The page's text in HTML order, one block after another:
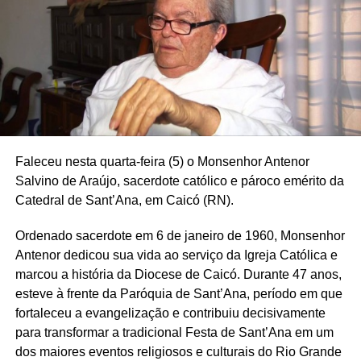
os desgastes, mas vê mais potencial de eventuais
prejuízos relacionados aos três inquéritos envolvendo
Lulinha no Supremo Tribunal Federal (STF) do que no
caso Marcola.
O presidenciável também destacou que Gaspar já foi
promotor de Justiça, o que representa uma tentativa de
do combate à criminalidade. Gaspar é de Alagoas, o que
conversa com a estratégia de Flávio de buscar mais
apoios no Nordeste, região onde Lula é mais forte.
— O Brasil estaria muito melhor servido com as senhoras
(referência as mulheres no palco), mas Deus quis que
nesse momento fosse um soldado do Nordeste — disse
Gaspar.
O anúncio ocorreu durante entrevista coletiva nesta
quarta-feira, em Brasília, com a presença de aliados. A
Faleceu nesta quarta-feira (5) o Monsenhor Antenor
Salvino de Araújo, sacerdote católico e pároco emérito da
Catedral de Sant’Ana, em Caicó (RN).
Ordenado sacerdote em 6 de janeiro de 1960, Monsenhor
Antenor dedicou sua vida ao serviço da Igreja Católica e
marcou a história da Diocese de Caicó. Durante 47 anos,
esteve à frente da Paróquia de Sant’Ana, período em que
fortaleceu a evangelização e contribuiu decisivamente
para transformar a tradicional Festa de Sant’Ana em um
dos maiores eventos religiosos e culturais do Rio Grande